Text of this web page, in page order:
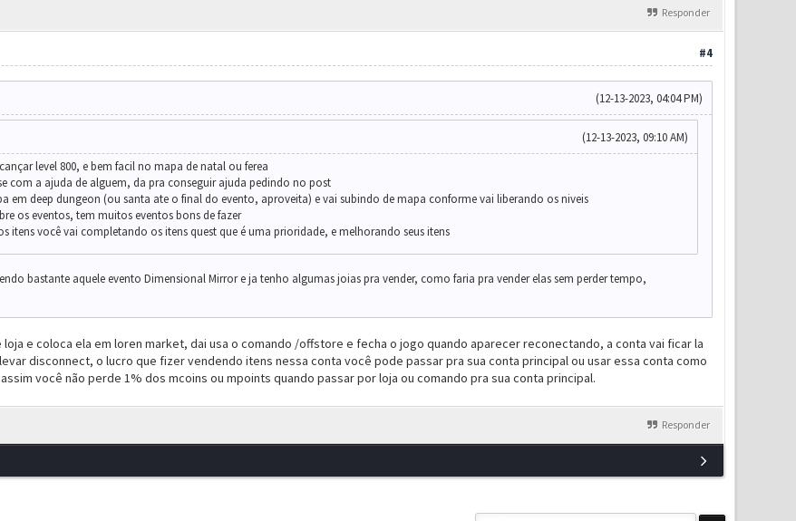
Responder
#4
(12-13-2023, 04:04 PM)
(12-13-2023, 09:10 AM)
level 800, e bem facil no mapa de natal ou ferea
com a ajuda de alguem, da pra conseguir ajuda pedindo no post
em deep dungeon (ou santa ate o final do evento, aproveita) e vai subindo de mapa conforme vai liberando os niveis
os eventos, tem muitos eventos bons de fazer
itens você vai completando os itens quest que é uma prioridade, e melhorando seus itens
bastante aquele evento Dimensional Mirror e ja tenho algumas joias pra vender, como faria pra vender elas sem perder tempo,
loja e coloca ela em loren market, dai usa o comando /offstore e fecha o jogo quando aparecer reconectando, a conta vai ficar la
disconnect, o lucro que fizer vendendo itens nessa conta você pode passar pra sua conta principal ou usar essa conta como
você não perde 1% dos mcoins ou mpoints quando passar por loja ou comando pra sua conta principal.
Responder